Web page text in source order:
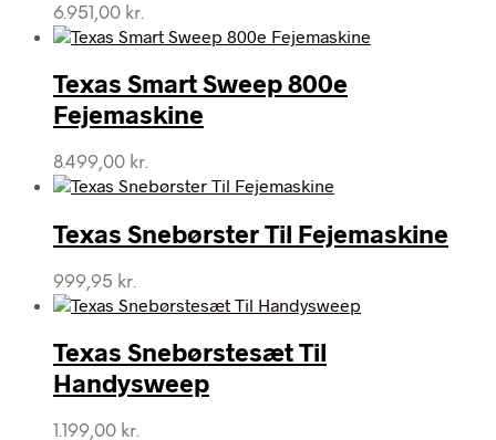
6.951,00 kr.
Texas Smart Sweep 800e
Fejemaskine
8.499,00 kr.
Texas Snebørster Til Fejemaskine
999,95 kr.
Texas Snebørstesæt Til
Handysweep
1.199,00 kr.